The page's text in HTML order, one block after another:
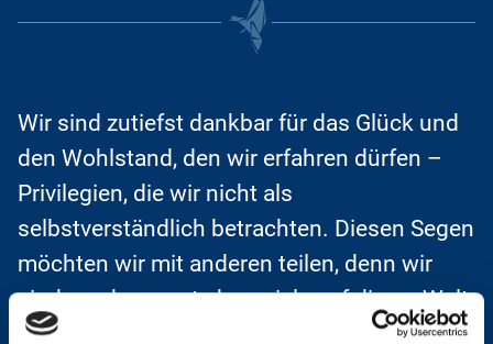
Wir sind zutiefst dankbar für das Glück und
den Wohlstand, den wir erfahren dürfen –
Privilegien, die wir nicht als
selbstverständlich betrachten. Diesen Segen
möchten wir mit anderen teilen, denn wir
sind uns bewusst, dass viele auf dieser Welt
nicht das gleiche Maß an Wohlstand und